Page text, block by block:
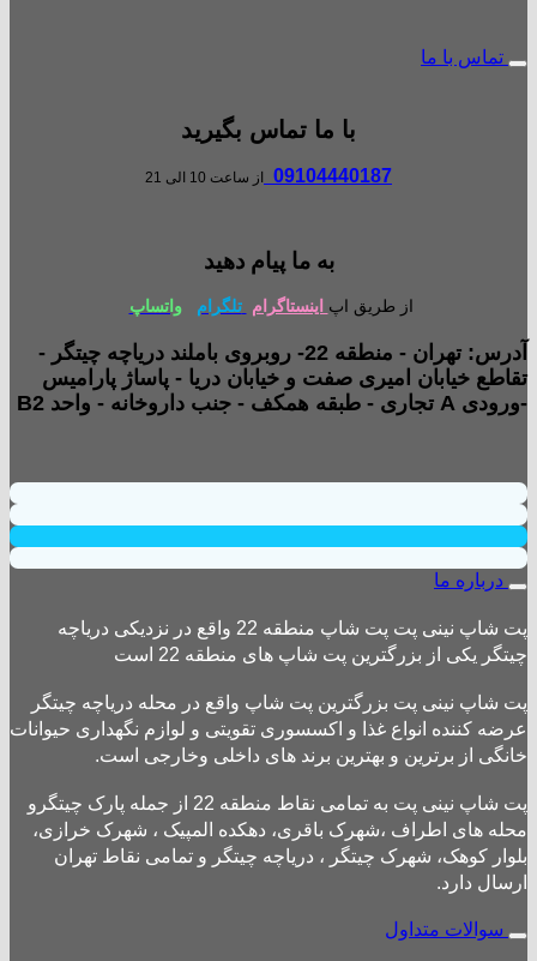
تماس با ما
با ما تماس بگیرید
09104440187 از ساعت 10 الی 21
به ما پیام دهید
از طریق اپ اینستاگرام تلگرام واتساپ
آدرس: تهران - منطقه 22- روبروی باملند دریاچه چیتگر -
تقاطع خیابان امیری صفت و خیابان دریا - پاساژ پارامیس
-ورودی A تجاری - طبقه همکف - جنب داروخانه - واحد B2
درباره ما
پت شاپ نینی پت پت شاپ منطقه 22 واقع در نزدیکی دریاچه
چیتگر یکی از بزرگترین پت شاپ های منطقه 22 است
پت شاپ نینی پت بزرگترین پت شاپ واقع در محله دریاچه چیتگر
عرضه کننده انواع غذا و اکسسوری تقویتی و لوازم نگهداری حیوانات
خانگی از برترین و بهترین برند های داخلی وخارجی است.
پت شاپ نینی پت به تمامی نقاط منطقه 22 از جمله پارک چیتگرو
محله های اطراف ،شهرک باقری، دهکده المپیک ، شهرک خرازی،
بلوار کوهک، شهرک چیتگر ، دریاچه چیتگر و تمامی نقاط تهران
ارسال دارد.
سوالات متداول